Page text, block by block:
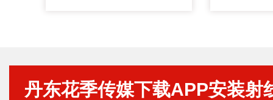
丹东花季传媒下载APP安装射